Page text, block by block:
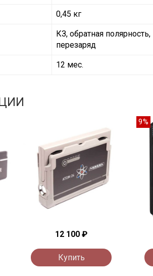
0,45 кг
КЗ, обратная
перезаряд
12 мес.
12 100 ₽
Купить
9%